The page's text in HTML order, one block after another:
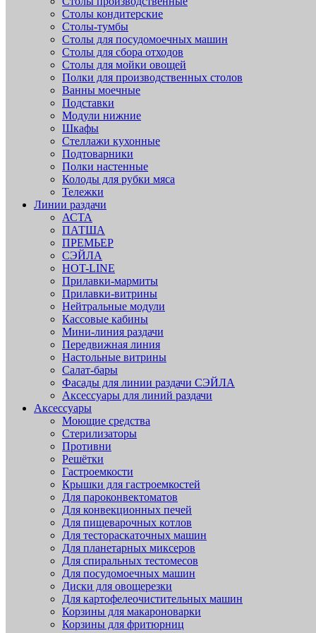
Столы кондитерские
Столы-тумбы
Столы для посудомоечных машин
Столы для сбора отходов
Столы для мойки овощей
Полки для производственных столов
Ванны моечные
Подставки
Модули нижние
Шкафы
Стеллажи кухонные
Подтоварники
Полки настенные
Колоды для рубки мяса
Тележки
Линии раздачи
АСТА
ПАТША
ПРЕМЬЕР
СЭЙЛА
HOT-LINE
Прилавки-мармиты
Прилавки-витрины
Нейтральные модули
Кассовые кабины
Мини-линия раздачи
Передвижная линия
Настольные витрины
Салат-бары
Фасады для линии раздачи СЭЙЛА
Аксессуары для линий раздачи
Аксессуары
Моющие средства
Стерилизаторы
Противни
Решётки
Гастроемкости
Крышки для гастроемкостей
Для пароконвектоматов
Для конвекционных печей
Для пищеварочных котлов
Для тестораскаточных машин
Для планетарных миксеров
Для спиральных тестомесов
Для посудомоечных машин
Диски для овощерезки
Для картофелеочистительных машин
Корзины для макароноварки
Корзины для фритюрниц